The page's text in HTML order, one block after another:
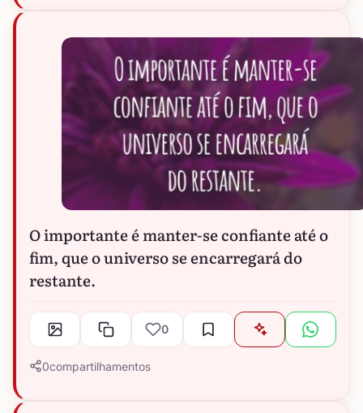
O importante é manter-se confiante até o
fim, que o universo se encarregará do
restante.
0
0compartilhamentos